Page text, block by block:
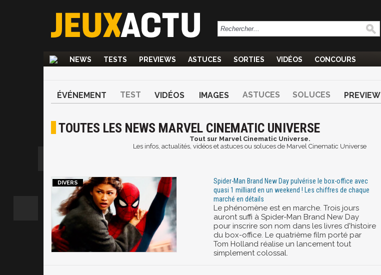
NEWS TESTS PREVIEWS ASTUCES SORTIES VIDÉOS CONCOURS
ÉVÉNEMENT TEST VIDÉOS IMAGES ASTUCES SOLUCES PREVIEW
TOUTES LES NEWS MARVEL CINEMATIC UNIVERSE
Tout sur Marvel Cinematic Universe.
Les infos, actualités, vidéos et astuces ou soluces de Marvel Cinematic Universe
Spider-Man Brand New Day pulvérise le box-office avec
quasi 1 milliard en un weekend ! Les chiffres de chaque
marché en détails
Le phénomène est en marche. Trois jours
auront suffi à Spider-Man Brand New Day
pour inscrire son nom dans les livres d'histoire
du box-office. Le quatrième film porté par
Tom Holland réalise un lancement tout
simplement colossal.